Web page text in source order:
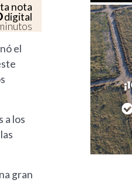
nota
digital
el
a los
gran